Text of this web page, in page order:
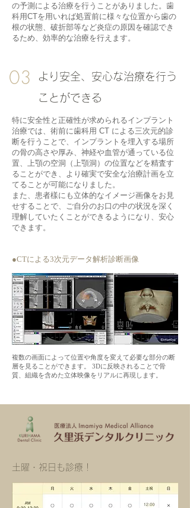
の予測による治療を行うことがありました。歯
科用CTを用いれば処置前に様々な位置から歯の
根の状態、破折部等など炎症の原因を確認でき
るため、効率的な治療を行えます。
03
​より安全、安心な治療を行う
ことができる
特に安全性と正確性が求められるインプラント
治療では、術前に歯科用 CT による三次元的診
断を行うことで、インプラントを埋入する場所
の骨の高さや厚み、神経や血管が通っている位
置、上顎の空洞（上顎洞）の位置などを精査す
ることができ、より確実で安全な治療計画を立
てることが可能になりました。
また、患者樣にも立体的なイメージ画像をお見
せすることで、ご自分のお口の中の状況を深く
理解していたくことができるようになり、安心
できます。
●CTによる3次元データ解析診断画像
複数の画面によって位置や角度を変えて必要な部分の断
層を見ることができます。 3Dに反映されることで骨
質、組織を含めた立体映像をリアルに再現します。
​土曜・祝日も診療！